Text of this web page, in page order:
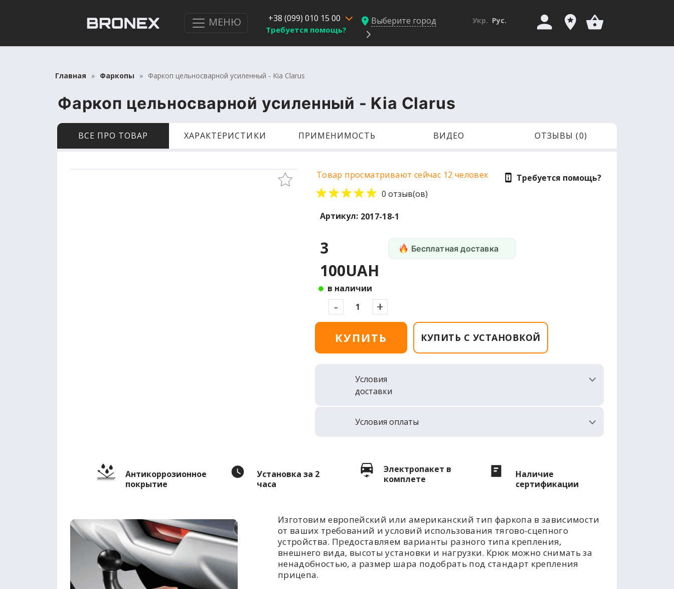
МЕНЮ +38 (099) 010 15 00
Требуется помощь?
Выберите город Укр. Рус.
Главная Фаркопы Фаркоп цельносварной усиленный - Kia Clarus
Фаркоп цельносварной усиленный - Kia Clarus
ВСЕ ПРО ТОВАР ХАРАКТЕРИСТИКИ ПРИМЕНИМОСТЬ ВИДЕО ОТЗЫВЫ (0)
Товар просматривают сейчас 12 человек
0 отзыв(ов)
Требуется помощь?
Артикул: 2017-18-1
3
100UAH
в наличии
Бесплатная доставка
- +
КУПИТЬ КУПИТЬ С УСТАНОВКОЙ
Условия
доставки
Условия оплаты
Антикоррозионное
покрытие
Установка за 2
часа
Электропакет в
комплете
Наличие
сертификации
Изготовим европейский или американский тип фаркопа в зависимости
от ваших требований и условий использования тягово-сцепного
устройства. Предоставляем варианты разного типа крепления,
внешнего вида, высоты установки и нагрузки. Крюк можно снимать за
ненадобностью, а размер шара подобрать под стандарт крепления
прицепа.